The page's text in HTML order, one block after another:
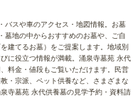
バスや車のアクセス・地図情報。お墓
墓地の中からおすすめのお墓や、ご自
建てるお墓）をご提案します。地域別
に役立つ情報が満載。涌泉寺墓苑 永代
料金・値段もご覧いただけます。民営
・宗派、ペット供養など、さまざまな
寺墓苑 永代供養墓の見学予約・資料請